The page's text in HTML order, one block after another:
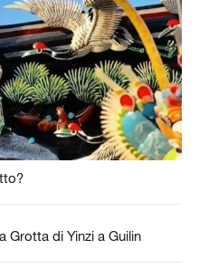
Grotta di Yinzi a Guilin